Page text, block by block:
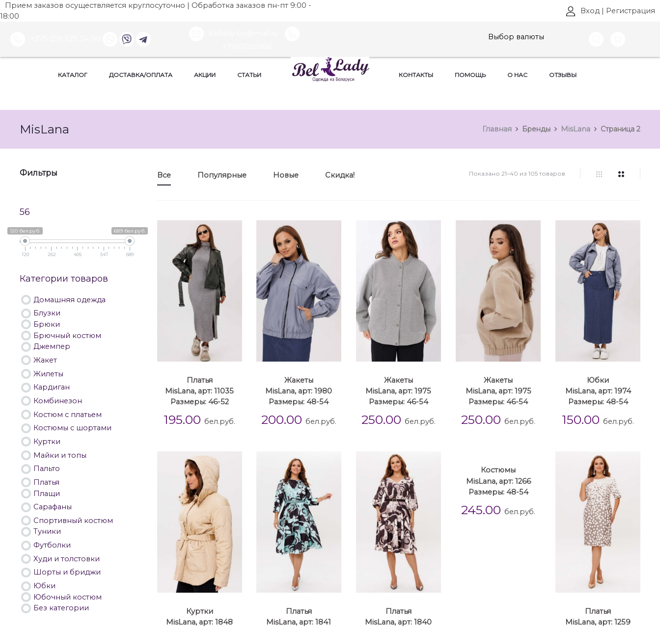
Прием заказов осуществляется круглосуточно | Обработка заказов пн-пт 9:00 -
18:00
Вход | Регистрация
Выбор валюты
КАТАЛОГ ДОСТАВКА/ОПЛАТА АКЦИИ СТАТЬИ КОНТАКТЫ ПОМОЩЬ О НАС ОТЗЫВЫ
MisLana Главная Бренды MisLana Страница 2
Все Популярные Новые Скидка! Показано 21–40 из 105 товаров
Платья
MisLana, арт: 11035
Размеры: 46-52
195.00 бел.руб.
Жакеты
MisLana, арт: 1980
Размеры: 48-54
200.00 бел.руб.
Жакеты
MisLana, арт: 1975
Размеры: 46-54
250.00 бел.руб.
Жакеты
MisLana, арт: 1975
Размеры: 46-54
250.00 бел.руб.
Юбки
MisLana, арт: 1974
Размеры: 48-54
150.00 бел.руб.
Куртки
MisLana, арт: 1848
Платья
MisLana, арт: 1841
Платья
MisLana, арт: 1840
Костюмы
MisLana, арт: 1266
Размеры: 48-54
245.00 бел.руб.
Платья
MisLana, арт: 1259
Фильтры
56
120 бел.руб. 689 бел.руб.
120 262 405 547 689
Категории товаров
Домашняя одежда
Блузки
Брюки
Брючный костюм
Джемпер
Жакет
Жилеты
Кардиган
Комбинезон
Костюм с платьем
Костюмы с шортами
Куртки
Майки и топы
Пальто
Платья
Плащи
Сарафаны
Спортивный костюм
Туники
Футболки
Худи и толстовки
Шорты и бриджи
Юбки
Юбочный костюм
Без категории